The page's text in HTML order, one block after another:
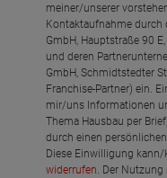
meiner/unserer
Kontaktaufnahme durch
GmbH, Hauptstraße 90
und deren
GmbH, Schmidtstedter
Franchise-Partner) ein.
mir/uns Informationen
Thema Hausbau per
durch einen
Diese Einwilligung
widerrufen. Der Nutzung